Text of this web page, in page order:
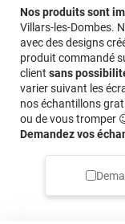
Nos produits sont
Villars-les-Dombes.
avec des designs
produit commandé
client sans
varier suivant les
nos échantillons
ou de vous tromper
Demandez vos